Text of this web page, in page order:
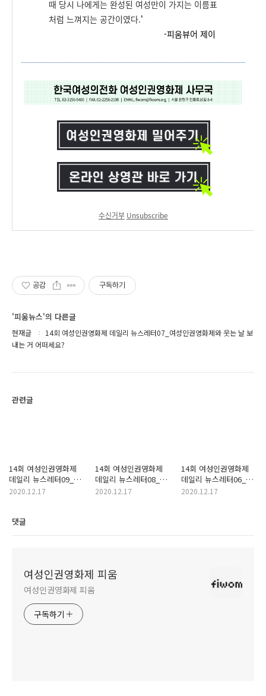
때 당시 나에게는 완성된 여성만이 가지는 이름표
처럼 느껴지는 공간이였다.'
-피움뷰어 제이
수신거부 Unsubscribe
공감 구독하기
'피움뉴스'의 다른글
현재글
14회 여성인권영화제 데일리 뉴스레터07_여성인권영화제와 웃는 날 보
내는 거 어떠세요?
관련글
14회 여성인권영화제
데일리 뉴스레터09_
여성인권영화제 10일간
2020.12.17
14회 여성인권영화제
데일리 뉴스레터08_
여성인권영화제 벌써
2020.12.17
14회 여성인권영화제
데일리 뉴스레터06_
낙태죄 폐지 이후의
2020.12.17
댓글
여성인권영화제 피움
여성인권영화제 피움
구독하기